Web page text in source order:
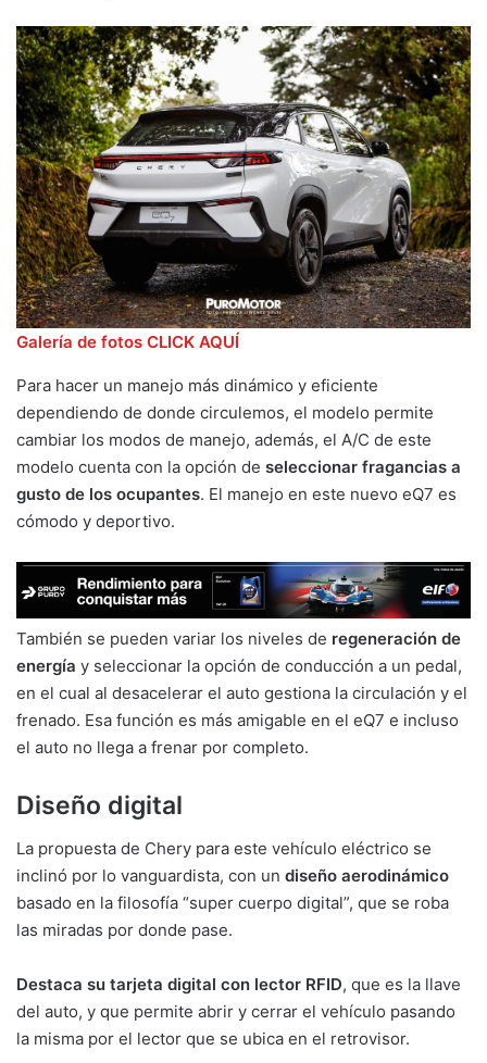
Galería de fotos CLICK AQUÍ
Para hacer un manejo más dinámico y eficiente
dependiendo de donde circulemos, el modelo permite
cambiar los modos de manejo, además, el A/C de este
modelo cuenta con la opción de seleccionar fragancias a
gusto de los ocupantes. El manejo en este nuevo eQ7 es
cómodo y deportivo.
También se pueden variar los niveles de regeneración de
energía y seleccionar la opción de conducción a un pedal,
en el cual al desacelerar el auto gestiona la circulación y el
frenado. Esa función es más amigable en el eQ7 e incluso
el auto no llega a frenar por completo.
Diseño digital
La propuesta de Chery para este vehículo eléctrico se
inclinó por lo vanguardista, con un diseño aerodinámico
basado en la filosofía “super cuerpo digital”, que se roba
las miradas por donde pase.
Destaca su tarjeta digital con lector RFID, que es la llave
del auto, y que permite abrir y cerrar el vehículo pasando
la misma por el lector que se ubica en el retrovisor.